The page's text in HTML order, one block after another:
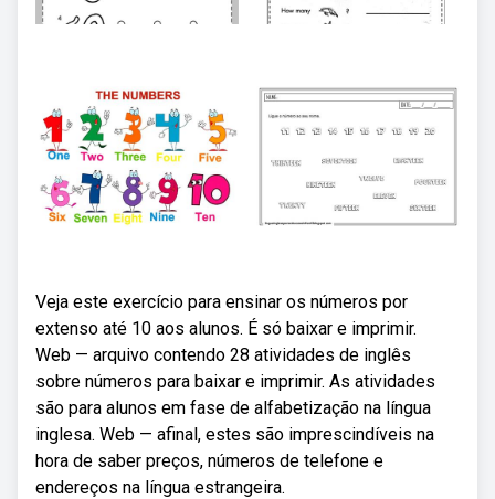
Veja este exercício para ensinar os números por
extenso até 10 aos alunos. É só baixar e imprimir.
Web — arquivo contendo 28 atividades de inglês
sobre números para baixar e imprimir. As atividades
são para alunos em fase de alfabetização na língua
inglesa. Web — afinal, estes são imprescindíveis na
hora de saber preços, números de telefone e
endereços na língua estrangeira.